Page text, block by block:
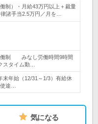
制）・月給43万円以上＋裁量
諸手当2.5万円／月を…
制 みなし労働時間9時間
タイム勤…
末年始（12/31～1/3）有給休
途…
気になる